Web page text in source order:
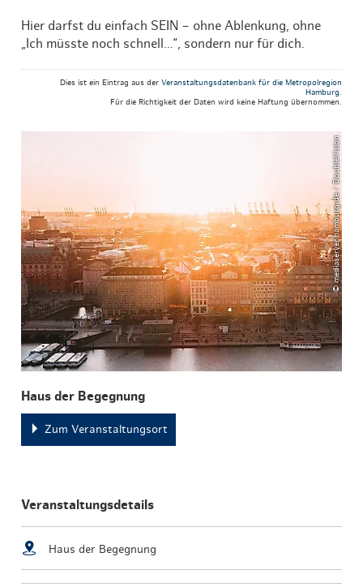
Hier darfst du einfach SEIN – ohne Ablenkung, ohne
„Ich müsste noch schnell…“, sondern nur für dich.
Dies ist ein Eintrag aus der Veranstaltungsdatenbank für die Metropolregion
Hamburg.
Für die Richtigkeit der Daten wird keine Haftung übernommen.
© mediaserver.hamburg.de / DoubleVision
Haus der Begegnung
Zum Veranstaltungsort
Veranstaltungsdetails
Haus der Begegnung